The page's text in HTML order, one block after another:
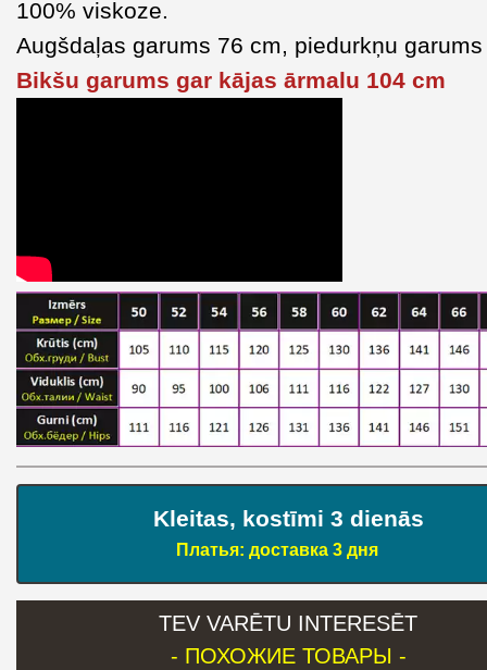
100% viskoze.
Augšdaļas garums 76 cm, piedurkņu
Bikšu garums gar kājas ārmalu 104 cm
Kleitas, kostīmi 3 dienās
Платья: доставка 3 дня
TEV VARĒTU INTERESĒT
- ПОХОЖИЕ ТОВАРЫ -